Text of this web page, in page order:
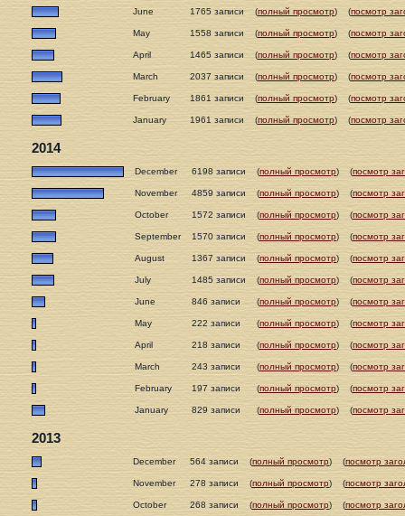
June 1765 записи (полный просмотр) (посмотр
May 1558 записи (полный просмотр) (посмотр
April 1465 записи (полный просмотр) (посмотр
March 2037 записи (полный просмотр) (посмотр
February 1861 записи (полный просмотр) (посмотр
January 1961 записи (полный просмотр) (посмотр
2014
December 6198 записи (полный просмотр) (посмотр
November 4859 записи (полный просмотр) (посмотр
October 1572 записи (полный просмотр) (посмотр
September 1570 записи (полный просмотр) (посмотр
August 1367 записи (полный просмотр) (посмотр
July 1485 записи (полный просмотр) (посмотр
June 846 записи (полный просмотр) (посмотр
May 222 записи (полный просмотр) (посмотр
April 218 записи (полный просмотр) (посмотр
March 243 записи (полный просмотр) (посмотр
February 197 записи (полный просмотр) (посмотр
January 829 записи (полный просмотр) (посмотр
2013
December 564 записи (полный просмотр) (посмотр
November 278 записи (полный просмотр) (посмотр
October 268 записи (полный просмотр) (посмотр